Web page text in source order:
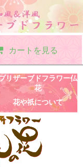
カートを見る
リザーブドフラワー仏
花
花や祇について